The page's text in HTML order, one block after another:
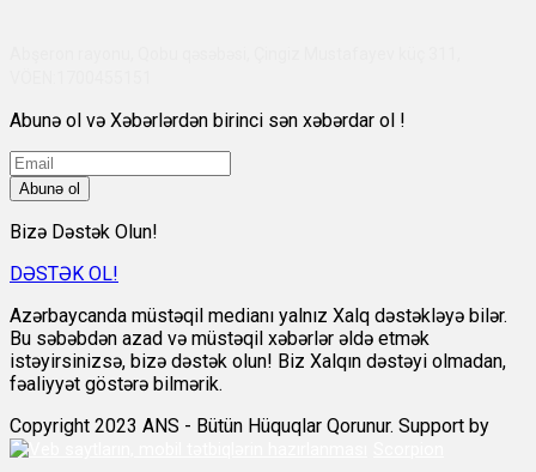
Abunə ol və Xəbərlərdən birinci sən xəbərdar ol !
Abunə ol
Bizə Dəstək Olun!
DƏSTƏK OL!
Azərbaycanda müstəqil medianı yalnız Xalq dəstəkləyə bilər.
Bu səbəbdən azad və müstəqil xəbərlər əldə etmək
istəyirsinizsə, bizə dəstək olun! Biz Xalqın dəstəyi olmadan,
fəaliyyət göstərə bilmərik.
Copyright 2023 ANS - Bütün Hüquqlar Qorunur. Support by